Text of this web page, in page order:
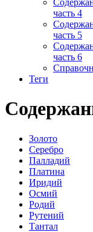
часть 4
часть 5
часть 6
Теги
Золото
Серебро
Палладий
Платина
Иридий
Осмий
Родий
Рутений
Тантал